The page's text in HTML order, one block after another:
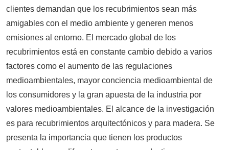
clientes demandan que los recubrimientos sean más
amigables con el medio ambiente y generen menos
emisiones al entorno. El mercado global de los
recubrimientos está en constante cambio debido a varios
factores como el aumento de las regulaciones
medioambientales, mayor conciencia medioambiental de
los consumidores y la gran apuesta de la industria por
valores medioambientales. El alcance de la investigación
es para recubrimientos arquitectónicos y para madera. Se
presenta la importancia que tienen los productos